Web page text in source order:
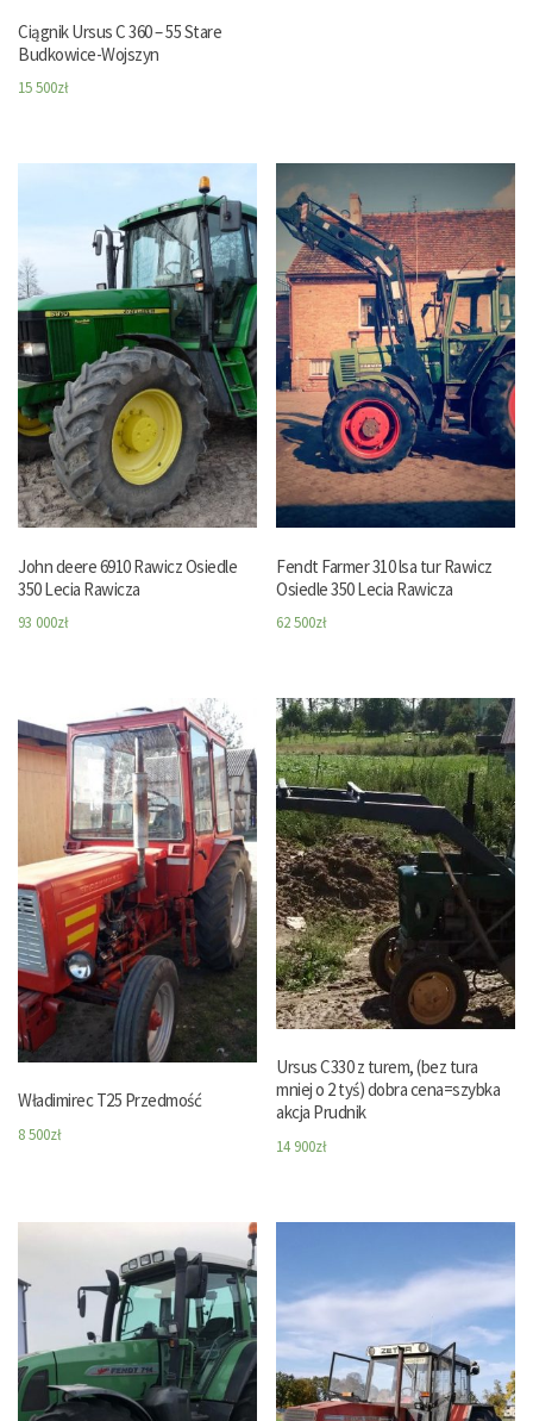
Ciągnik Ursus C 360 – 55 Stare
Budkowice-Wojszyn
15 500zł
John deere 6910 Rawicz Osiedle
350 Lecia Rawicza
93 000zł
Fendt Farmer 310 lsa tur Rawicz
Osiedle 350 Lecia Rawicza
62 500zł
Władimirec T25 Przedmość
8 500zł
Ursus C330 z turem, (bez tura
mniej o 2 tyś) dobra cena=szybka
akcja Prudnik
14 900zł